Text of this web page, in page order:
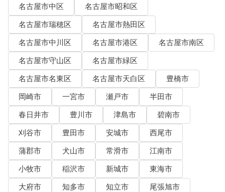
名古屋市中区
名古屋市昭和区
名古屋市瑞穂区
名古屋市熱田区
名古屋市中川区
名古屋市港区
名古屋市南区
名古屋市守山区
名古屋市緑区
名古屋市名東区
名古屋市天白区
豊橋市
岡崎市
一宮市 瀬戸市
半田市
春日井市
豊川市 津島市
碧南市
刈谷市
豊田市 安城市
西尾市
蒲郡市
犬山市 常滑市
江南市
小牧市
稲沢市 新城市
東海市
大府市
知多市 知立市
尾張旭市